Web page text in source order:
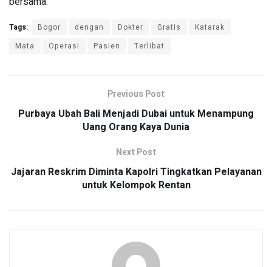
Tags: Bogor dengan Dokter Gratis
Katarak
Mata
Operasi Pasien Terlibat
Previous Post
Purbaya Ubah Bali Menjadi Dubai untuk Menampung
Uang Orang Kaya Dunia
Next Post
Jajaran Reskrim Diminta Kapolri Tingkatkan Pelayanan
untuk Kelompok Rentan